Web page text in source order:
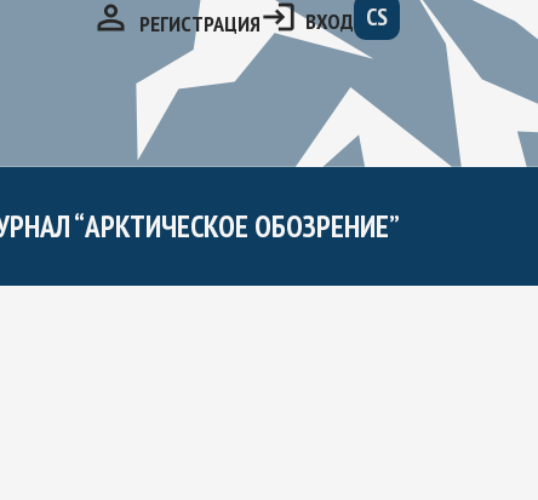
РЕГИСТРАЦИЯ ВХОД CS
БЕЗОПАСНОСТИ НА ПЕРИОД ДО 2035
“АРКТИЧЕСКОЕ ОБОЗРЕНИЕ”